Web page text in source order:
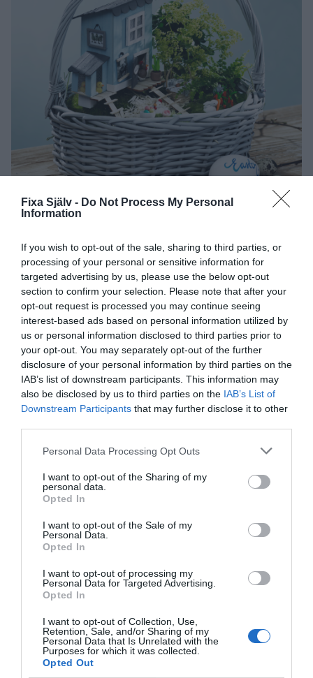
Fixa Själv - Do Not Process My Personal
Information
If you wish to opt-out of the sale, sharing to third parties, or
processing of your personal or sensitive information for
targeted advertising by us, please use the below opt-out
section to confirm your selection. Please note that after your
opt-out request is processed you may continue seeing
interest-based ads based on personal information utilized by
us or personal information disclosed to third parties prior to
your opt-out. You may separately opt-out of the further
disclosure of your personal information by third parties on the
IAB’s list of downstream participants. This information may
also be disclosed by us to third parties on the IAB’s List of
Downstream Participants that may further disclose it to other
Personal Data Processing Opt Outs
I want to opt-out of the Sharing of my
personal data.
Opted In
I want to opt-out of the Sale of my
Personal Data.
Opted In
I want to opt-out of processing my
Personal Data for Targeted Advertising.
Opted In
I want to opt-out of Collection, Use,
Retention, Sale, and/or Sharing of my
Personal Data that Is Unrelated with the
Purposes for which it was collected.
Opted Out
Prenumerera på mitt nyhetsbrev som kommer varje vecka
Ja, jag vill gärna ha nyhetsbrevet >>